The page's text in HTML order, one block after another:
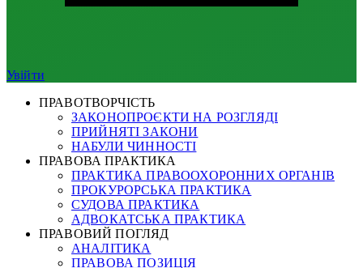
Увійти
ПРАВОТВОРЧІСТЬ
ЗАКОНОПРОЄКТИ НА РОЗГЛЯДІ
ПРИЙНЯТІ ЗАКОНИ
НАБУЛИ ЧИННОСТІ
ПРАВОВА ПРАКТИКА
ПРАКТИКА ПРАВООХОРОННИХ ОРГАНІВ
ПРОКУРОРСЬКА ПРАКТИКА
СУДОВА ПРАКТИКА
АДВОКАТСЬКА ПРАКТИКА
ПРАВОВИЙ ПОГЛЯД
АНАЛІТИКА
ПРАВОВА ПОЗИЦІЯ